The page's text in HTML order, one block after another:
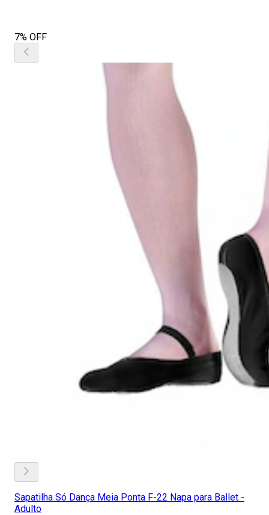
7% OFF
Sapatilha Só Dança Meia Ponta F-22 Napa para Ballet -
Adulto